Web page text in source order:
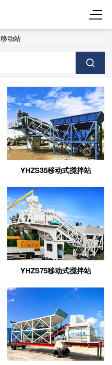
移动站
YHZS35移动式搅拌站
YHZS75移动式搅拌站